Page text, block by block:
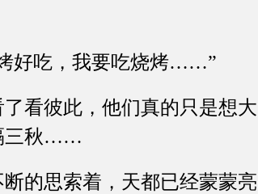
好吃，我要吃烧烤……”
看彼此，他们真的只是想大
三秋……
的思索着，天都已经蒙蒙亮